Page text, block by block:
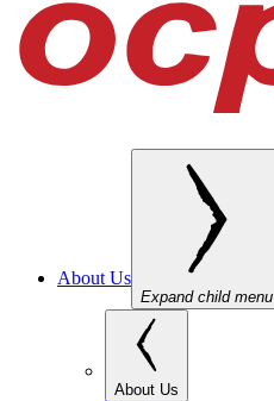
About Us
Expand child menu
About Us